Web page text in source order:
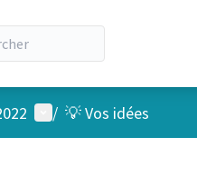
Menu utilisateur
/ 💡 Vos idées